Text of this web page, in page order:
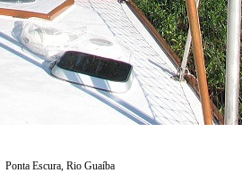
Ponta Escura, Rio Guaíba